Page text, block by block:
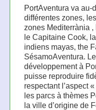
PortAventura va au-
différentes zones,
zones Mediterrània
le Capitaine Cook,
indiens mayas, the
SésamoAventura.
développement à
puisse reproduire
respectant l’aspect
les parcs à thèmes
la ville d’origine de